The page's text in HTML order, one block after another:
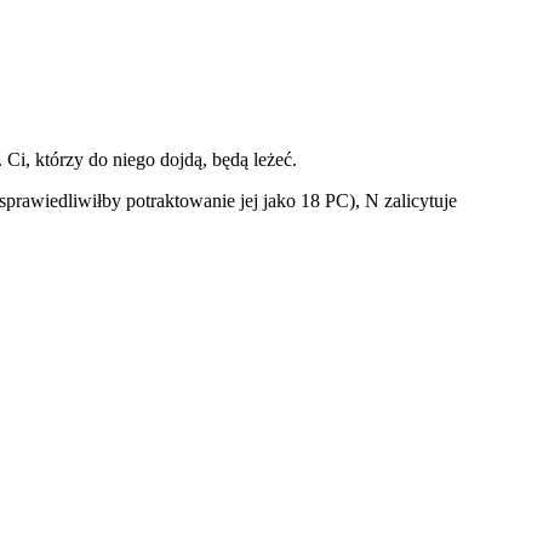
którzy do niego dojdą, będą leżeć.
potraktowanie jej jako 18 PC), N zalicytuje